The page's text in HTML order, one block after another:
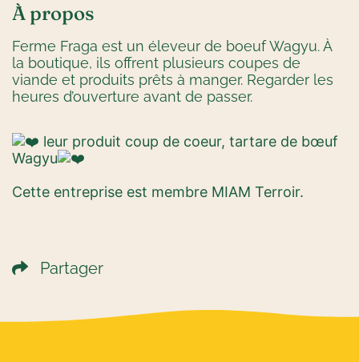
À propos
Ferme Fraga est un éleveur de boeuf Wagyu. À
la boutique, ils offrent plusieurs coupes de
viande et produits prêts à manger. Regarder les
heures d’ouverture avant de passer.
leur produit coup de coeur, tartare de bœuf
Wagyu
Cette entreprise est membre MIAM Terroir.
Partager